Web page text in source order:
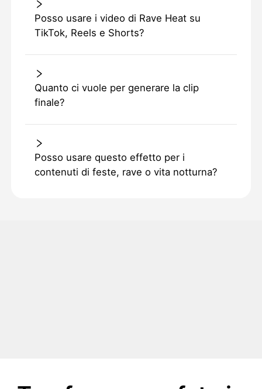
Posso usare i video di Rave Heat su
TikTok, Reels e Shorts?
Quanto ci vuole per generare la clip
finale?
Posso usare questo effetto per i
contenuti di feste, rave o vita notturna?